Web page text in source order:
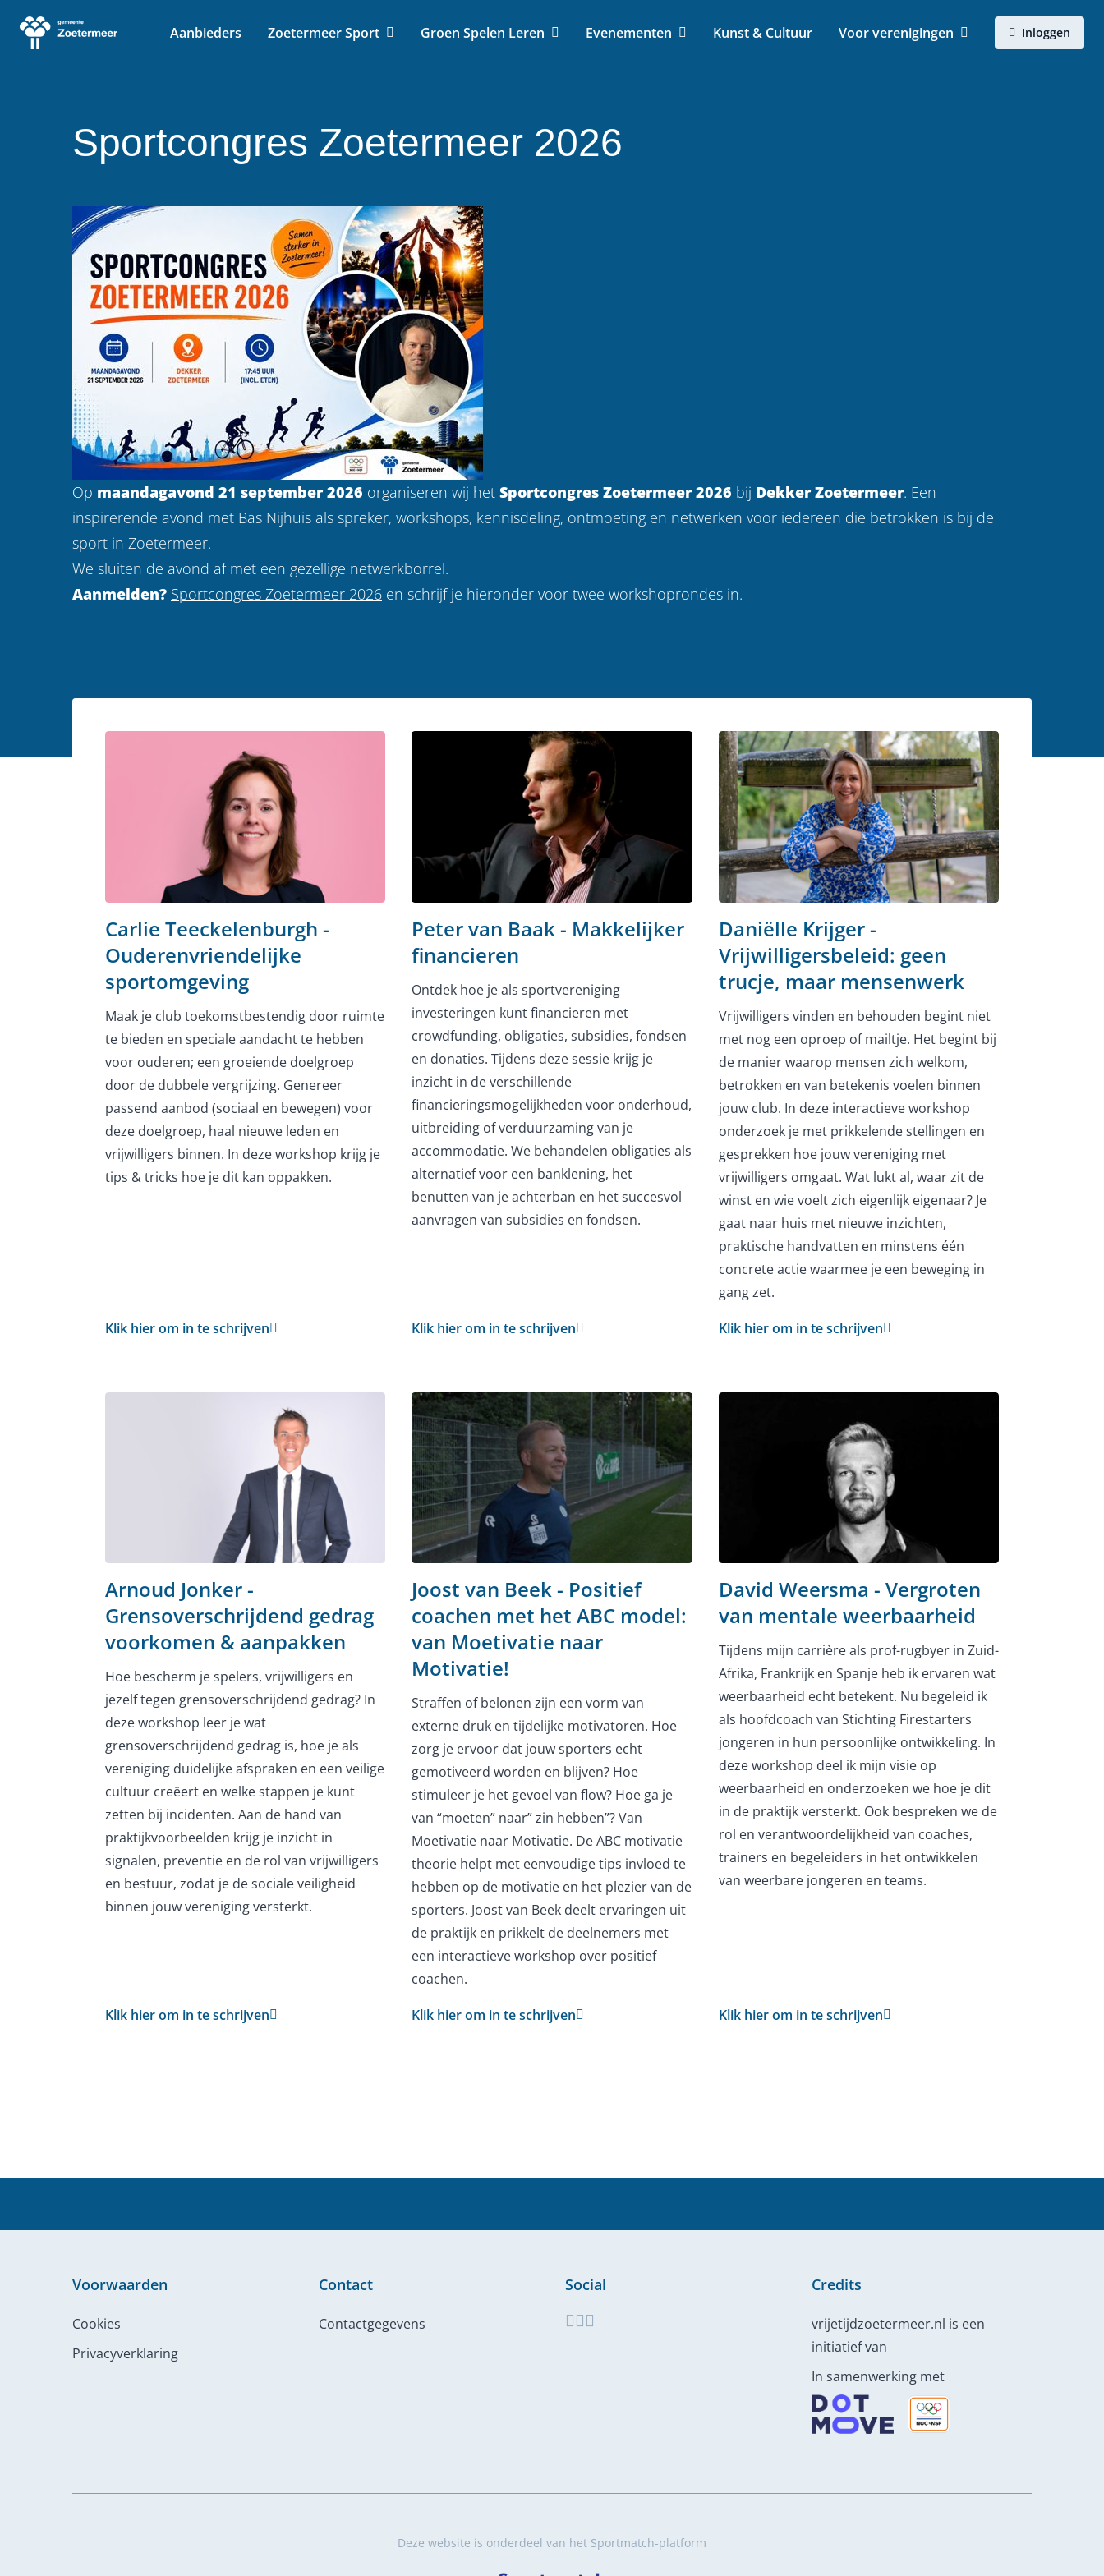
Ga naar de homepage van Vrije Tijd Zoetermeer
Aanbieders Zoetermeer Sport Groen Spelen Leren Evenementen Kunst & Cultuur Voor verenigingen Inloggen
Sportcongres Zoetermeer 2026
Op maandagavond 21 september 2026 organiseren wij het Sportcongres Zoetermeer 2026 bij Dekker Zoetermeer. Een
inspirerende avond met Bas Nijhuis als spreker, workshops, kennisdeling, ontmoeting en netwerken voor iedereen die betrokken is bij de
sport in Zoetermeer.
We sluiten de avond af met een gezellige netwerkborrel.
Aanmelden? Sportcongres Zoetermeer 2026 en schrijf je hieronder voor twee workshoprondes in.
Carlie Teeckelenburgh -
Ouderenvriendelijke
sportomgeving
Maak je club toekomstbestendig door ruimte
te bieden en speciale aandacht te hebben
voor ouderen; een groeiende doelgroep
door de dubbele vergrijzing. Genereer
passend aanbod (sociaal en bewegen) voor
deze doelgroep, haal nieuwe leden en
vrijwilligers binnen. In deze workshop krijg je
tips & tricks hoe je dit kan oppakken.
Klik hier om in te schrijven
Peter van Baak - Makkelijker
financieren
Ontdek hoe je als sportvereniging
investeringen kunt financieren met
crowdfunding, obligaties, subsidies, fondsen
en donaties. Tijdens deze sessie krijg je
inzicht in de verschillende
financieringsmogelijkheden voor onderhoud,
uitbreiding of verduurzaming van je
accommodatie. We behandelen obligaties als
alternatief voor een banklening, het
benutten van je achterban en het succesvol
aanvragen van subsidies en fondsen.
Klik hier om in te schrijven
Daniëlle Krijger -
Vrijwilligersbeleid: geen
trucje, maar mensenwerk
Vrijwilligers vinden en behouden begint niet
met nog een oproep of mailtje. Het begint bij
de manier waarop mensen zich welkom,
betrokken en van betekenis voelen binnen
jouw club. In deze interactieve workshop
onderzoek je met prikkelende stellingen en
gesprekken hoe jouw vereniging met
vrijwilligers omgaat. Wat lukt al, waar zit de
winst en wie voelt zich eigenlijk eigenaar? Je
gaat naar huis met nieuwe inzichten,
praktische handvatten en minstens één
concrete actie waarmee je een beweging in
gang zet.
Klik hier om in te schrijven
Arnoud Jonker -
Grensoverschrijdend gedrag
voorkomen & aanpakken
Hoe bescherm je spelers, vrijwilligers en
jezelf tegen grensoverschrijdend gedrag? In
deze workshop leer je wat
grensoverschrijdend gedrag is, hoe je als
vereniging duidelijke afspraken en een veilige
cultuur creëert en welke stappen je kunt
zetten bij incidenten. Aan de hand van
praktijkvoorbeelden krijg je inzicht in
signalen, preventie en de rol van vrijwilligers
en bestuur, zodat je de sociale veiligheid
binnen jouw vereniging versterkt.
Klik hier om in te schrijven
Joost van Beek - Positief
coachen met het ABC model:
van Moetivatie naar
Motivatie!
Straffen of belonen zijn een vorm van
externe druk en tijdelijke motivatoren. Hoe
zorg je ervoor dat jouw sporters echt
gemotiveerd worden en blijven? Hoe
stimuleer je het gevoel van flow? Hoe ga je
van “moeten” naar” zin hebben”? Van
Moetivatie naar Motivatie. De ABC motivatie
theorie helpt met eenvoudige tips invloed te
hebben op de motivatie en het plezier van de
sporters. Joost van Beek deelt ervaringen uit
de praktijk en prikkelt de deelnemers met
een interactieve workshop over positief
coachen.
Klik hier om in te schrijven
David Weersma - Vergroten
van mentale weerbaarheid
Tijdens mijn carrière als prof-rugbyer in Zuid-
Afrika, Frankrijk en Spanje heb ik ervaren wat
weerbaarheid echt betekent. Nu begeleid ik
als hoofdcoach van Stichting Firestarters
jongeren in hun persoonlijke ontwikkeling. In
deze workshop deel ik mijn visie op
weerbaarheid en onderzoeken we hoe je dit
in de praktijk versterkt. Ook bespreken we de
rol en verantwoordelijkheid van coaches,
trainers en begeleiders in het ontwikkelen
van weerbare jongeren en teams.
Klik hier om in te schrijven
Voorwaarden
Cookies
Privacyverklaring
Contact
Contactgegevens
Social Credits
vrijetijdzoetermeer.nl is een
initiatief van
In samenwerking met
Deze website is onderdeel van het Sportmatch-platform